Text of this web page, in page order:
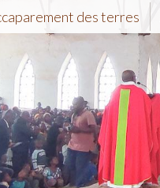
des terres